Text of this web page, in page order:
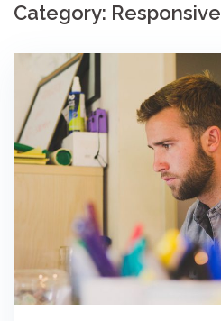
Category: Responsive